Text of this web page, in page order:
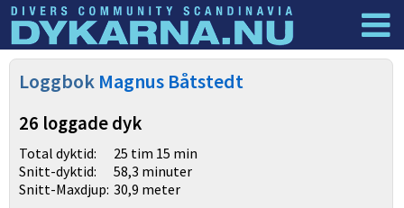
Dyknyheter
Loggbok Magnus Båtstedt
26 loggade dyk
Total dyktid:
Snitt-dyktid:
Snitt-Maxdjup:
25 tim 15 min
58,3 minuter
30,9 meter